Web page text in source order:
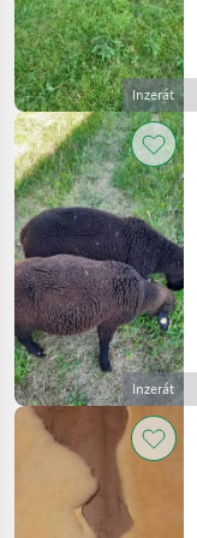
Inzerát
Inzerát